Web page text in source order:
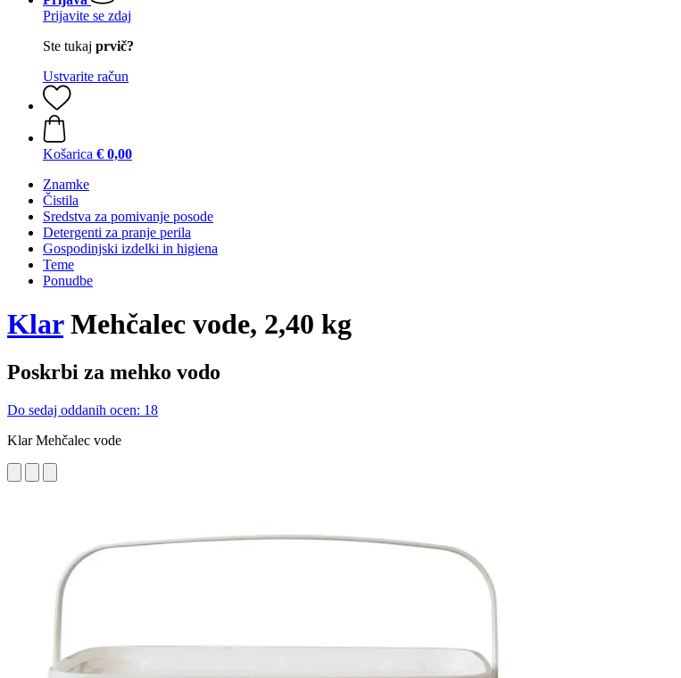
Prijavite se zdaj
Ste tukaj prvič?
Ustvarite račun
Košarica € 0,00
Znamke
Čistila
Sredstva za pomivanje posode
Detergenti za pranje perila
Gospodinjski izdelki in higiena
Teme
Ponudbe
KlarMehčalec vode, 2,40 kg
Poskrbi za mehko vodo
Do sedaj oddanih ocen: 18
Klar Mehčalec vode